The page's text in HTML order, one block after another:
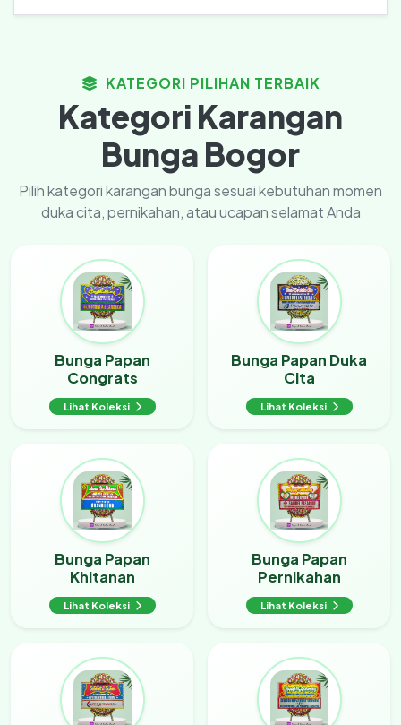
KATEGORI PILIHAN TERBAIK
Kategori Karangan
Bunga Bogor
Pilih kategori karangan bunga sesuai kebutuhan momen
duka cita, pernikahan, atau ucapan selamat Anda
Bunga Papan
Congrats
Lihat Koleksi
Bunga Papan Duka
Cita
Lihat Koleksi
Bunga Papan
Khitanan
Lihat Koleksi
Bunga Papan
Pernikahan
Lihat Koleksi